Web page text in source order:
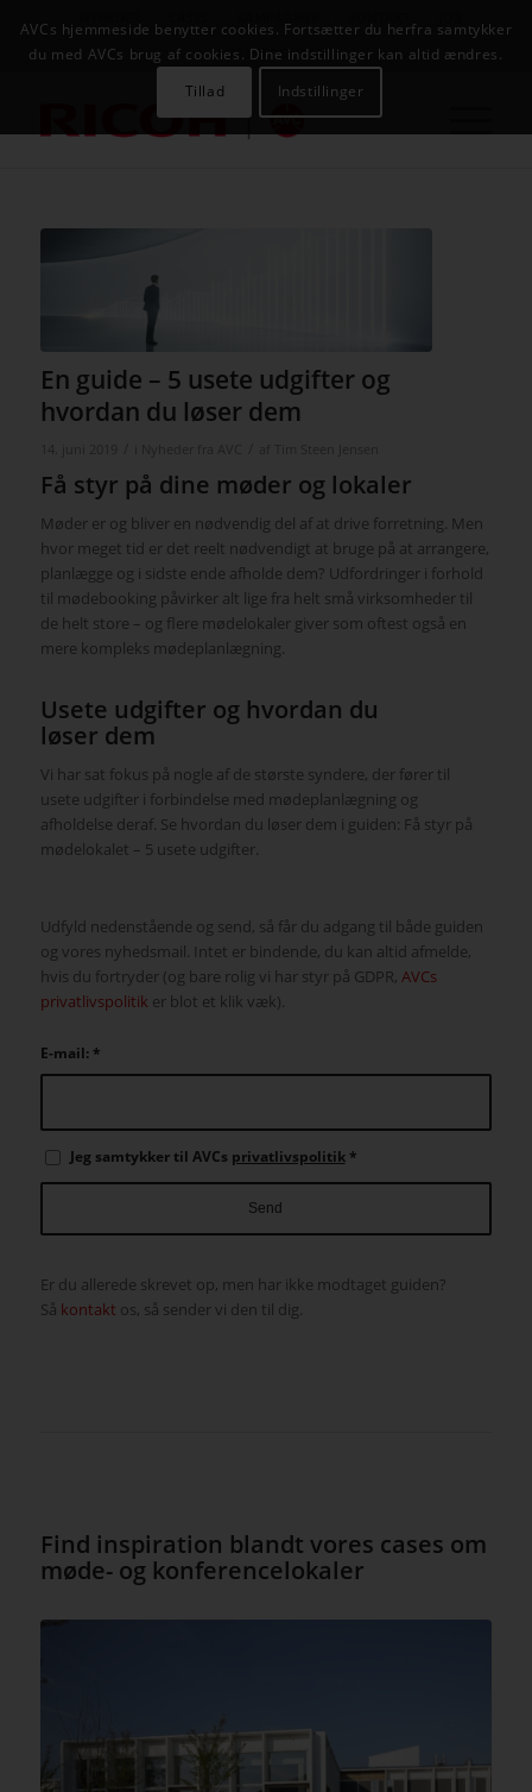
AVC INFOSYSTEM
En guide – 5 usete udgifter og
hvordan du løser dem
Få styr på dine møder og lokaler
Møder er og bliver en nødvendig del af at drive forretning. Men
hvor meget tid er det reelt nødvendigt at bruge på at arrangere,
planlægge og i sidste ende afholde dem? Udfordringer i forhold
til mødebooking påvirker alt lige fra helt små virksomheder til
de helt store – og flere mødelokaler giver som oftest også en
mere kompleks mødeplanlægning.
Usete udgifter og hvordan du
løser dem
Vi har sat fokus på nogle af de største syndere, der fører til
usete udgifter i forbindelse med mødeplanlægning og
afholdelse deraf. Se hvordan du løser dem i guiden: Få styr på
mødelokalet – 5 usete udgifter.
Udfyld nedenstående og send, så får du adgang til både guiden
og vores nyhedsmail. Intet er bindende, du kan altid afmelde,
hvis du fortryder (og bare rolig vi har styr på GDPR, AVCs
privatlivspolitik er blot et klik væk).
E-mail: *
Jeg samtykker til AVCs privatlivspolitik *
Er du allerede skrevet op, men har ikke modtaget guiden?
Så kontakt os, så sender vi den til dig.
Find inspiration blandt vores cases om
møde- og konferencelokaler
AVCs hjemmeside benytter cookies. Fortsætter du herfra samtykker
du med AVCs brug af cookies. Dine indstillinger kan altid ændres.
Tillad
Indstillinger